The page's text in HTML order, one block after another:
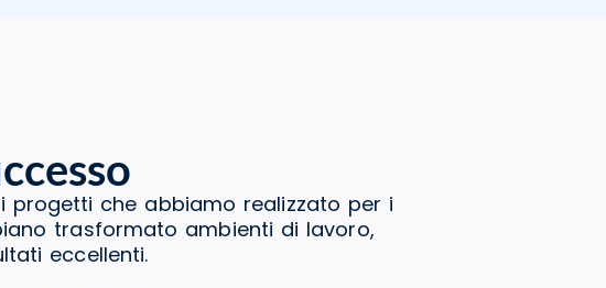
progetti che abbiamo realizzato per i
trasformato ambienti di lavoro,
eccellenti.